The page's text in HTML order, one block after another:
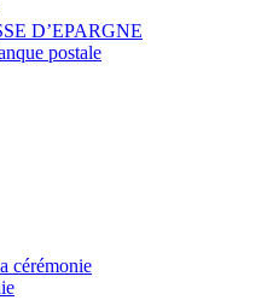
D’EPARGNE
postale
cérémonie